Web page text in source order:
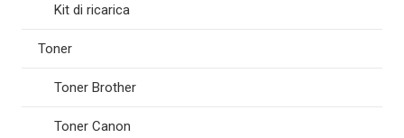
Kit di ricarica
Toner
Toner Brother
Toner Canon